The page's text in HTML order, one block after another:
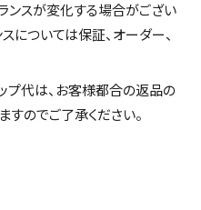
ンスが変化する場合がござい
については保証、オーダー、
プ代は、お客様都合の返品の
のでご了承ください。